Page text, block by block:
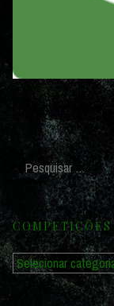
COMPETIÇÕES
Competições